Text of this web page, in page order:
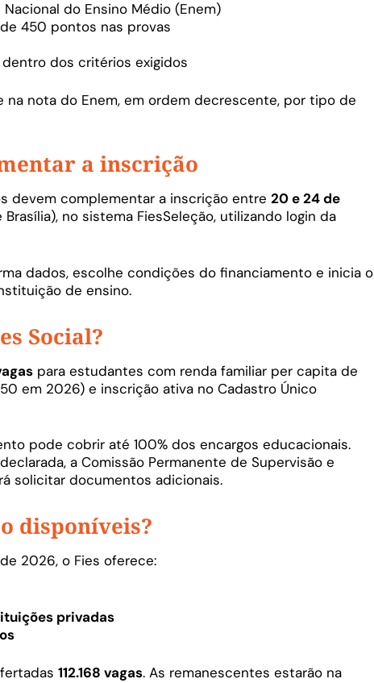
do Ensino Médio (Enem)
450 pontos nas provas
dos critérios exigidos
na nota do Enem, em ordem decrescente, por tipo de
a inscrição
devem complementar a inscrição entre 20 e 24 de
no sistema FiesSeleção, utilizando login da
dados, escolhe condições do financiamento e inicia o
de ensino.
Social?
para estudantes com renda familiar per capita de
em 2026) e inscrição ativa no Cadastro Único
pode cobrir até 100% dos encargos educacionais.
a Comissão Permanente de Supervisão e
solicitar documentos adicionais.
disponíveis?
2026, o Fies oferece:
privadas
112.168 vagas. As remanescentes estarão na